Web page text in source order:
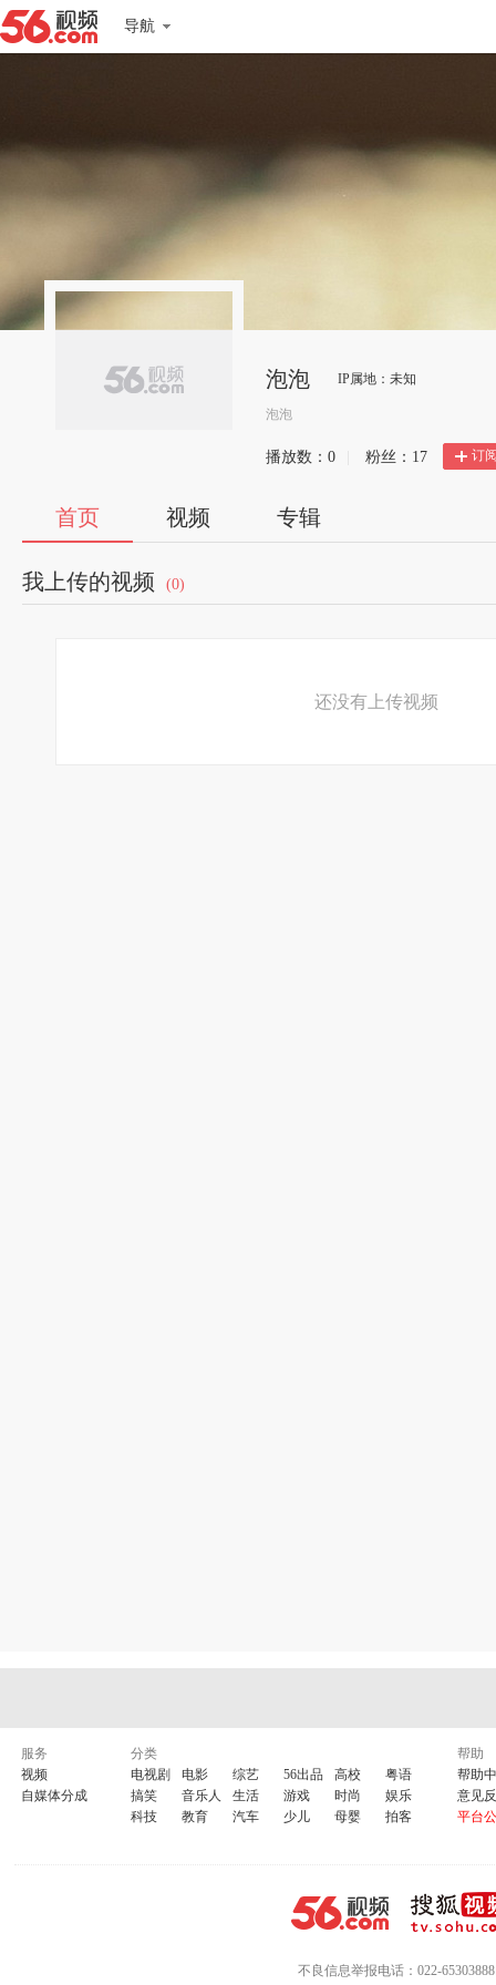
导航
泡泡 IP属地：未知
泡泡
播放数： 0 粉丝： 17 订
首页 视频 专辑
我上传的视频 (0)
还没有上传视频
服务
视频
自媒体分成
分类
电视剧
电影 综艺 56出品 高校
粤语
搞笑
音乐人 生活 游戏 时尚
娱乐
科技
教育 汽车 少儿 母婴 拍客
帮助
帮助
意见
平台
不良信息举报电话：022-65303888